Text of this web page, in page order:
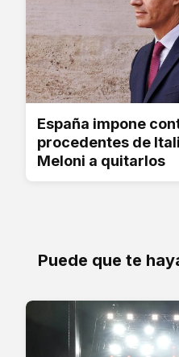
España impone
procedentes de
Meloni a quitarlos
Puede que te